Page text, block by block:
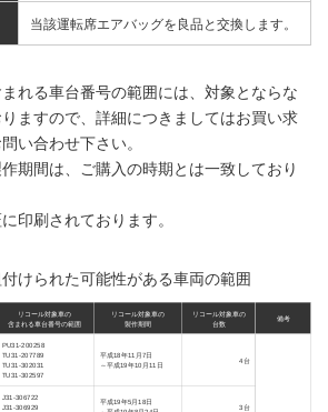
当該運転席エアバッグを良品と交換します。
まれる車台番号の範囲には、対象とならな
ますので、詳細につきましてはお買い求
い合わせ下さい。
期間は、ご購入の時期とは一致しており
印刷されております。
けられた可能性がある車両の範囲
リコール対象車の
含まれる車台番号の範囲
リコール対象車の
製作期間
リコール対象車の
台数
備考
PU31-200258
TU31-207789
TU31-302031
TU31-302597
平成18年11月7日
～平成19年10月11日
4台
J31-306722
J31-306929
平成19年5月18日
3台